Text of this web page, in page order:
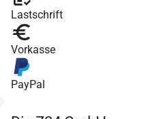
Lastschrift
Vorkasse
PayPal